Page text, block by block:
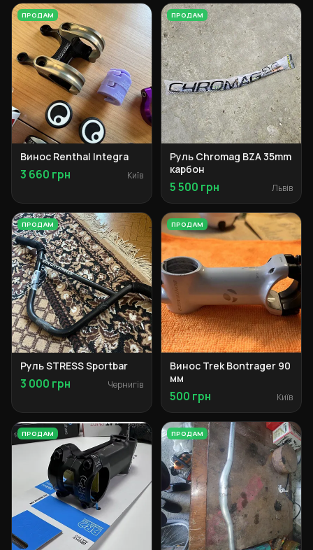
ПРОДАМ
Винос Renthal Integra
3 660 грн Київ
ПРОДАМ
Руль Chromag BZA 35mm
карбон
5 500 грн Львів
ПРОДАМ
Руль STRESS Sportbar
3 000 грн Чернигів
ПРОДАМ
Винос Trek Bontrager 90
мм
500 грн Київ
ПРОДАМ ПРОДАМ